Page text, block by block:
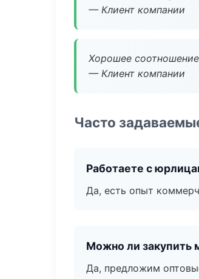
— Клиент компании
Хорошее
— Клиент компании
Часто
Работаете с
Да, есть опыт
Можно ли закупить
Да, предложим